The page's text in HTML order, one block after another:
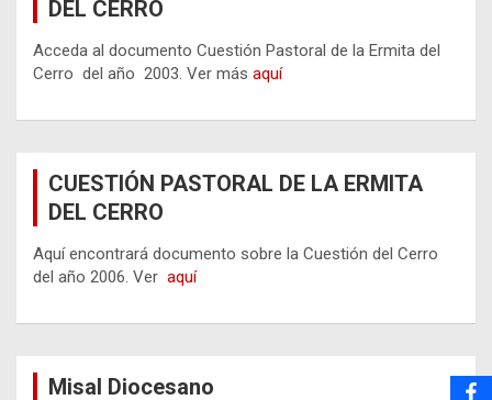
DEL CERRO
Acceda al documento Cuestión Pastoral de la Ermita del
Cerro del año 2003. Ver más aquí
CUESTIÓN PASTORAL DE LA ERMITA
DEL CERRO
Aquí encontrará documento sobre la Cuestión del Cerro
del año 2006. Ver aquí
Misal Diocesano